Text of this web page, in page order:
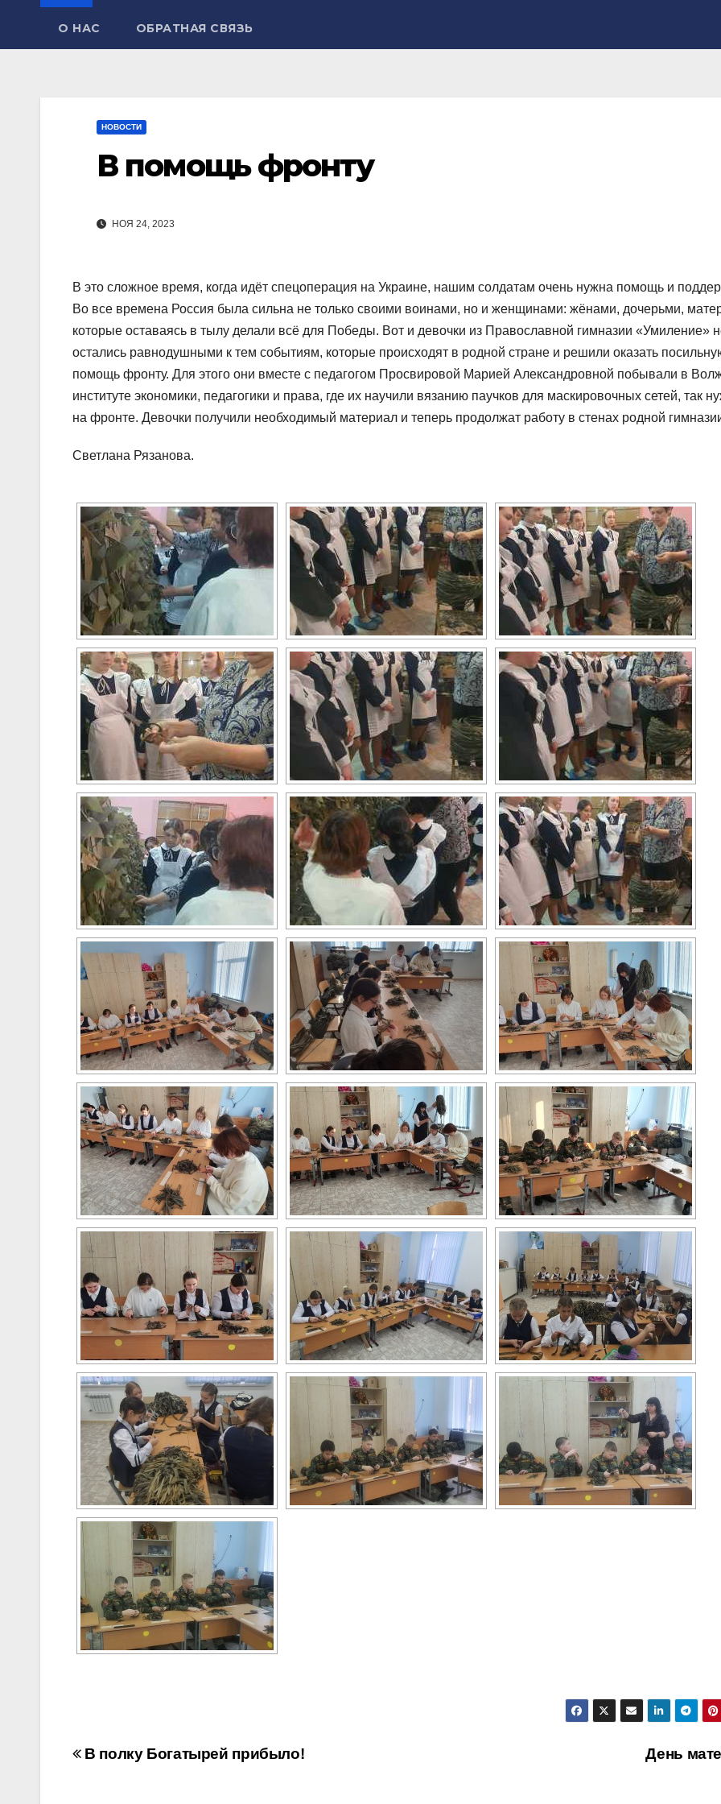
О НАС ОБРАТНАЯ СВЯЗЬ
НОВОСТИ
В помощь фронту
НОЯ 24, 2023
В это сложное время, когда идёт спецоперация на Украине, нашим солдатам очень нужна помощь и
Во все времена Россия была сильна не только своими воинами, но и женщинами: жёнами, дочерьми,
которые оставаясь в тылу делали всё для Победы. Вот и девочки из Православной гимназии «Умиление»
остались равнодушными к тем событиям, которые происходят в родной стране и решили оказать
помощь фронту. Для этого они вместе с педагогом Просвировой Марией Александровной побывали в
институте экономики, педагогики и права, где их научили вязанию паучков для маскировочных сетей, так
на фронте. Девочки получили необходимый материал и теперь продолжат работу в стенах родной
Светлана Рязанова.
Навигация
День
В полку Богатырей прибыло!